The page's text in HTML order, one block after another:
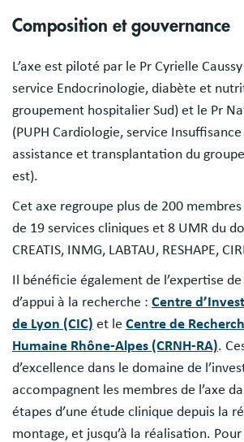
Composition et gouvernance
L’axe est piloté par le Pr Cyrielle
service Endocrinologie, diabète et
groupement hospitalier Sud) et le Pr
(PUPH Cardiologie, service
assistance et transplantation du
est).
Cet axe regroupe plus de 200
de 19 services cliniques et 8 UMR du
CREATIS, INMG, LABTAU, RESHAPE,
Il bénéficie également de l’expertise
d’appui à la recherche : Centre
de Lyon (CIC) et le Centre de
Humaine Rhône-Alpes (CRNH-RA).
d’excellence dans le domaine de
accompagnent les membres de l’axe
étapes d’une étude clinique depuis la
montage, et jusqu’à la réalisation.